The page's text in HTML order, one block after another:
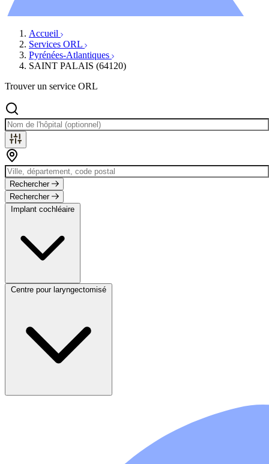
Accueil
Services ORL
Pyrénées-Atlantiques
SAINT PALAIS (64120)
Trouver un service ORL
Rechercher
Rechercher
Implant cochléaire
Centre pour laryngectomisé